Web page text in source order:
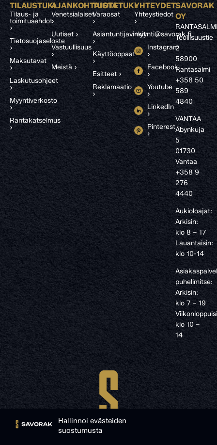
Hallinnoi evästeiden
suostumusta
TILAUSTUKI
Tilaus- ja
toimitusehdot
›
Tietosuojaseloste
›
Maksutavat
›
Laskutusohjeet
›
Myyntiverkosto
›
Rantakatselmus
›
AJANKOHTAISTA
Venetsialaiset
›
Uutiset ›
Vastuullisuus
›
Meistä ›
TUOTETUKI
Varaosat
›
Asiantuntijavinkit
›
Käyttöoppaat
›
Esitteet ›
Reklamaatio
›
YHTEYDET
Yhteystiedot
›
myynti@savorak.fi
Instagram
›
Facebook
›
Youtube
›
LinkedIn
›
Pinterest
›
SAVORAK
OY
Teollisuustie
2
58900
Rantasalmi
+358 50
589
4840
VANTAA
Åbynkuja
5
01730
Vantaa
+358 9
276
4440
Aukioloajat:
Arkisin:
klo 8 – 17
Lauantaisin:
klo 10-14
puhelimitse:
Arkisin:
klo 7 – 19
klo 10 –
14